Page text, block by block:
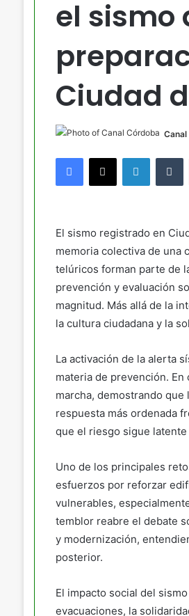
el sismo
Ciudad
Facebook
X LinkedIn
El sismo registrado en
memoria colectiva de una
telúricos forman parte de
prevención y evaluación
magnitud. Más allá de la
la cultura ciudadana y la
La activación de la alerta
materia de prevención.
marcha, demostrando
respuesta más ordenada
que el riesgo sigue
Uno de los principales
esfuerzos por reforzar
vulnerables,
temblor reabre el debate
y modernización,
posterior.
El impacto social del
evacuaciones, la